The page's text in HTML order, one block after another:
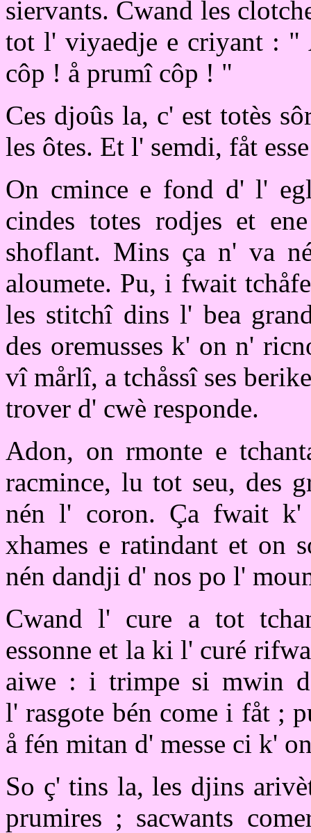
siervants. Cwand les
tot l' viyaedje e criyant :
côp ! å prumî côp ! "
Ces djoûs la, c' est totès
les ôtes. Et l' semdi, fåt
On cmince e fond d' l'
cindes totes rodjes et
shoflant. Mins ça n' va
aloumete. Pu, i fwait
les stitchî dins l' bea
des oremusses k' on n'
vî mårlî, a tchåssî ses
trover d' cwè responde.
Adon, on rmonte e
racmince, lu tot seu, des
nén l' coron. Ça fwait k'
xhames e ratindant et on
nén dandji d' nos po l'
Cwand l' cure a tot
essonne et la ki l' curé
aiwe : i trimpe si mwin
l' rasgote bén come i fåt ;
å fén mitan d' messe ci k'
So ç' tins la, les djins
prumires ; sacwants